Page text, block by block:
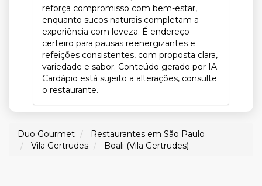
reforça compromisso com bem-estar,
enquanto sucos naturais completam a
experiência com leveza. É endereço
certeiro para pausas reenergizantes e
refeições consistentes, com proposta clara,
variedade e sabor. Conteúdo gerado por IA.
Cardápio está sujeito a alterações, consulte
o restaurante.
Duo Gourmet
Restaurantes em São Paulo
Vila Gertrudes
Boali (Vila Gertrudes)